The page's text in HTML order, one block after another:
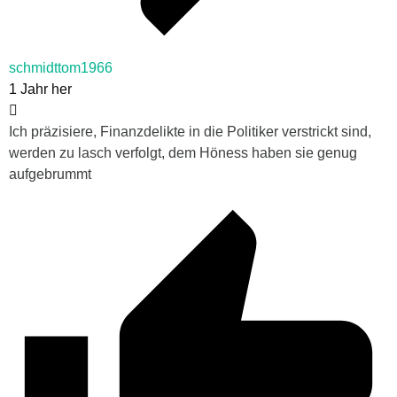
schmidttom1966
1 Jahr her
Ich präzisiere, Finanzdelikte in die Politiker verstrickt sind,
werden zu lasch verfolgt, dem Höness haben sie genug
aufgebrummt